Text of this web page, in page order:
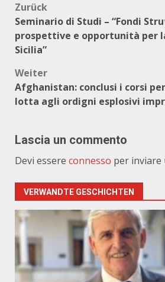
Beitragsnavigation
Zurück
Seminario di Studi – “Fondi
prospettive e opportunità per
Sicilia”
Weiter
Afghanistan: conclusi i corsi
lotta agli ordigni esplosivi
Lascia un commento
Devi essere connesso per inviare
VERWANDTE GESCHICHTEN